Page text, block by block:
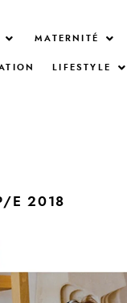
MATERNITÉ
LIFESTYLE
E 2018